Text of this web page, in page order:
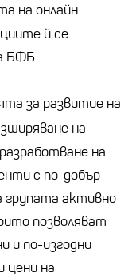
на онлайн
й се
БФБ.
за развитие на
на
на
с по-добър
групата активно
позволяват
и по-изгодни
цени на